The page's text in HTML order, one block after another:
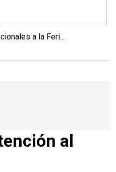
a la Feri...
al